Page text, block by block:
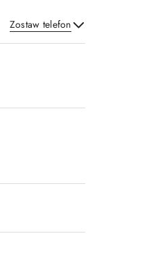
Zostaw telefon
Wyślij